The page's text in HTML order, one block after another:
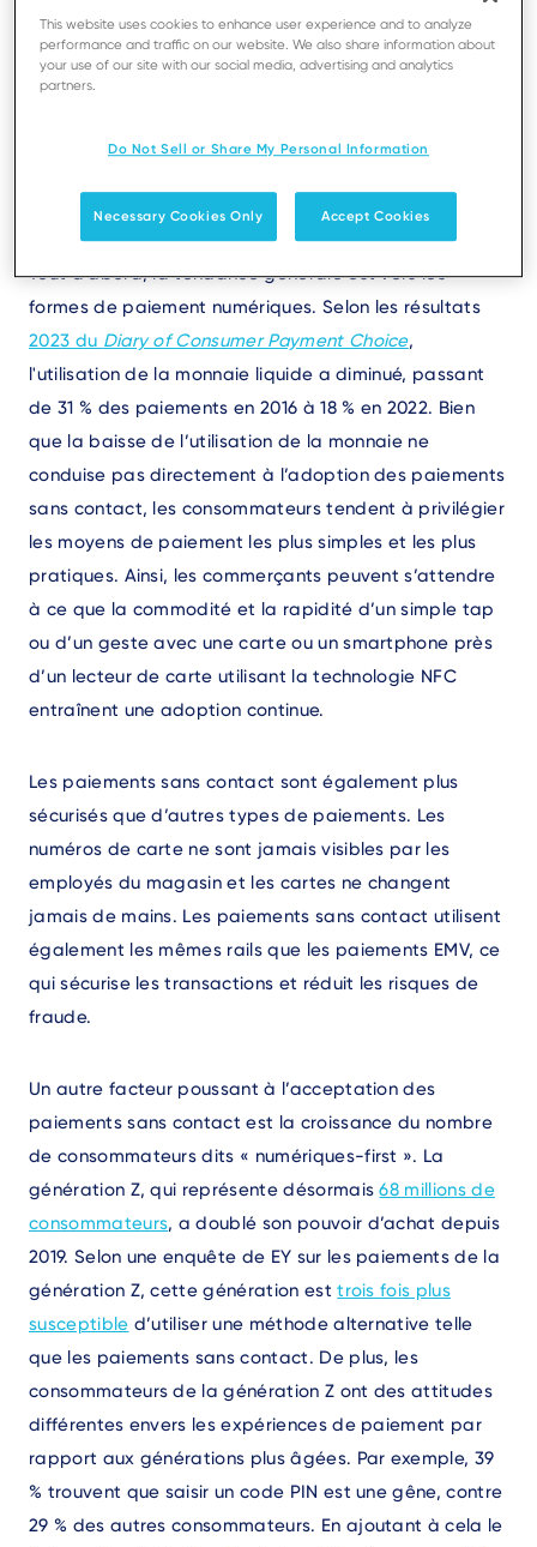
des paiements sans contact dans les magasins
physiques. Cependant, il existe encore davantage de
sans contact.
Tout d'abord, la tendance générale est vers les
formes de paiement numériques. Selon les résultats
2023 du Diary of Consumer Payment Choice,
l'utilisation de la monnaie liquide a diminué, passant
de 31 % des paiements en 2016 à 18 % en 2022. Bien
que la baisse de l’utilisation de la monnaie ne
conduise pas directement à l’adoption des paiements
sans contact, les consommateurs tendent à privilégier
les moyens de paiement les plus simples et les plus
pratiques. Ainsi, les commerçants peuvent s’attendre
à ce que la commodité et la rapidité d’un simple tap
ou d’un geste avec une carte ou un smartphone près
d’un lecteur de carte utilisant la technologie NFC
entraînent une adoption continue.
Les paiements sans contact sont également plus
sécurisés que d’autres types de paiements. Les
numéros de carte ne sont jamais visibles par les
employés du magasin et les cartes ne changent
jamais de mains. Les paiements sans contact utilisent
également les mêmes rails que les paiements EMV, ce
qui sécurise les transactions et réduit les risques de
fraude.
Un autre facteur poussant à l’acceptation des
paiements sans contact est la croissance du nombre
de consommateurs dits « numériques-first ». La
génération Z, qui représente désormais68 millions de
consommateurs, a doublé son pouvoir d’achat depuis
2019. Selon une enquête de EY sur les paiements de la
génération Z, cette génération esttrois fois plus
susceptible d’utiliser une méthode alternative telle
que les paiements sans contact. De plus, les
consommateurs de la génération Z ont des attitudes
différentes envers les expériences de paiement par
rapport aux générations plus âgées. Par exemple, 39
% trouvent que saisir un code PIN est une gêne, contre
29 % des autres consommateurs. En ajoutant à cela le
This website uses cookies to enhance user experience and to analyze
performance and traffic on our website. We also share information about
your use of our site with our social media, advertising and analytics
partners.
Do Not Sell or Share My Personal Information
Necessary Cookies Only Accept Cookies